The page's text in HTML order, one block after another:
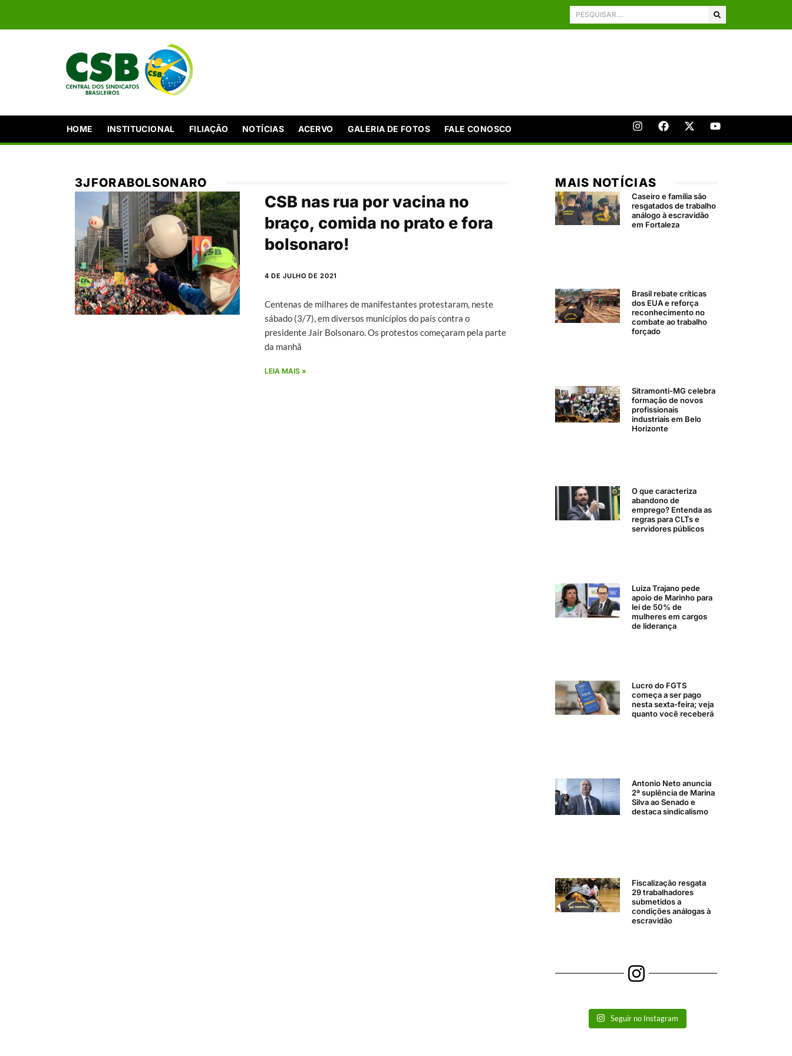
HOME INSTITUCIONAL FILIAÇÃO NOTÍCIAS ACERVO GALERIA DE FOTOS FALE CONOSCO
3JFORABOLSONARO
CSB nas rua por vacina no
braço, comida no prato e fora
bolsonaro!
4 DE JULHO DE 2021
Centenas de milhares de manifestantes protestaram, neste
sábado (3/7), em diversos municípios do país contra o
presidente Jair Bolsonaro. Os protestos começaram pela parte
da manhã
LEIA MAIS »
MAIS NOTÍCIAS
Caseiro e família são
resgatados de trabalho
análogo à escravidão
em Fortaleza
Brasil rebate críticas
dos EUA e reforça
reconhecimento no
combate ao trabalho
forçado
Sitramonti-MG celebra
formação de novos
profissionais
industriais em Belo
Horizonte
O que caracteriza
abandono de
emprego? Entenda as
regras para CLTs e
servidores públicos
Luiza Trajano pede
apoio de Marinho para
lei de 50% de
mulheres em cargos
de liderança
Lucro do FGTS
começa a ser pago
nesta sexta-feira; veja
quanto você receberá
Antonio Neto anuncia
2ª suplência de Marina
Silva ao Senado e
destaca sindicalismo
Fiscalização resgata
29 trabalhadores
submetidos a
condições análogas à
escravidão
Seguir no Instagram